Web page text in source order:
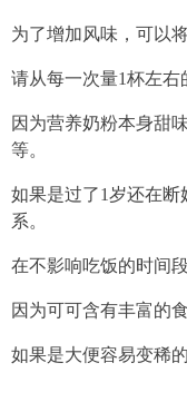
为了增加风味，可以
请从每一次量1杯左右
因为营养奶粉本身甜
等。
如果是过了1岁还在
系。
在不影响吃饭的时间
因为可可含有丰富的
如果是大便容易变稀